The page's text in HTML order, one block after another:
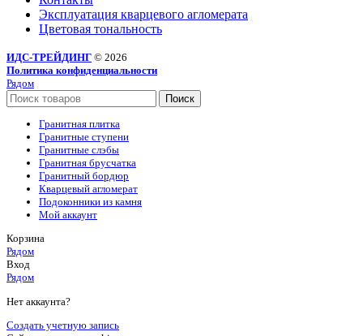
Эксплуатация кварцевого агломерата
Цветовая тональность
ИДС-ТРЕЙДИНГ © 2026
Политика конфиденциальности
Рядом
Поиск
Гранитная плитка
Гранитные ступени
Гранитные слэбы
Гранитная брусчатка
Гранитный бордюр
Кварцевый агломерат
Подоконники из камня
Мой аккаунт
Корзина
Рядом
Вход
Рядом
Нет аккаунта?
Создать учетную запись